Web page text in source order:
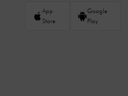
App
Store
Google
Play